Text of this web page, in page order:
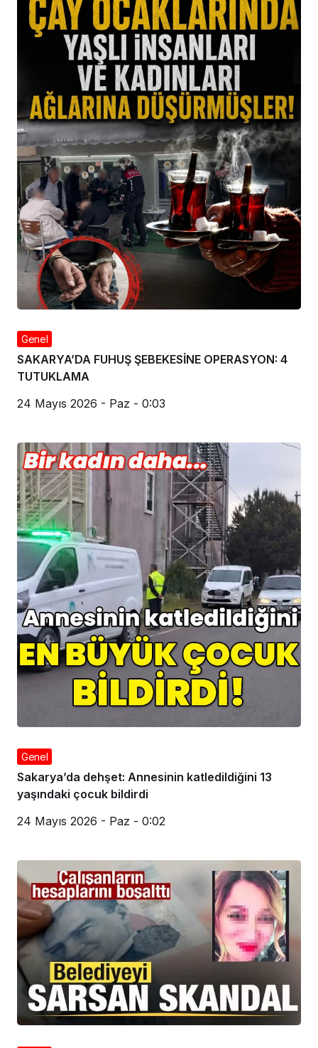
Genel
SAKARYA’DA FUHUŞ ŞEBEKESİNE OPERASYON: 4
TUTUKLAMA
24 Mayıs 2026 - Paz - 0:03
Genel
Sakarya’da dehşet: Annesinin katledildiğini 13
yaşındaki çocuk bildirdi
24 Mayıs 2026 - Paz - 0:02